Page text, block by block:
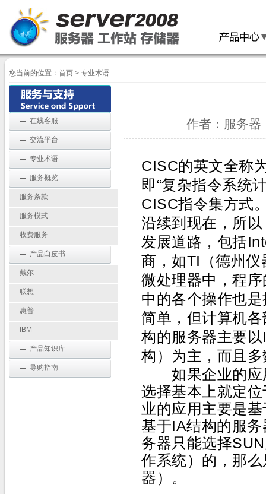
您当前的位置： 首页 > 专业术语
在线客服
交流平台
专业术语
服务概览
服务条款
服务模式
收费服务
产品白皮书
戴尔
联想
惠普
IBM
产品知识库
导购指南
作者：服务
CISC的英文全称
即“复杂指令系统
CISC指令集方式
沿续到 现在 ，所
发展道路，包括
商，如TI （德州
微处理器中，程
中的各个操作也
简单，但计算机
构的服务器主要以
构）为主，而且
如果企业的应
选择基本上就定位
业的应用主要是基
基于IA结构的服
务器只能选择SUN
作系统）的，那
器）。